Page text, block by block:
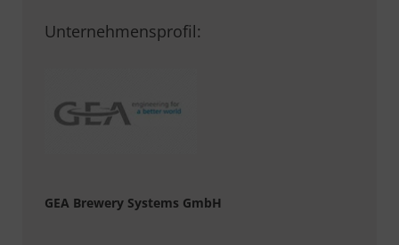
Unternehmensprofil:
GEA Brewery Systems GmbH